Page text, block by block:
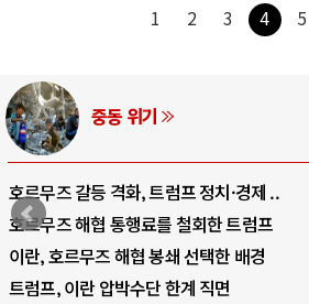
1 2 3 4 5
AI와 인간
중국 AI, 저가 공세로 글로벌 토큰 시..
AI 국부펀드 구상 놓고 미국 진보진영 ..
AI 데이터센터 반대 투쟁은 새로운 글로..
AI의 숨은 환경 비용: 데이터센터 확산..